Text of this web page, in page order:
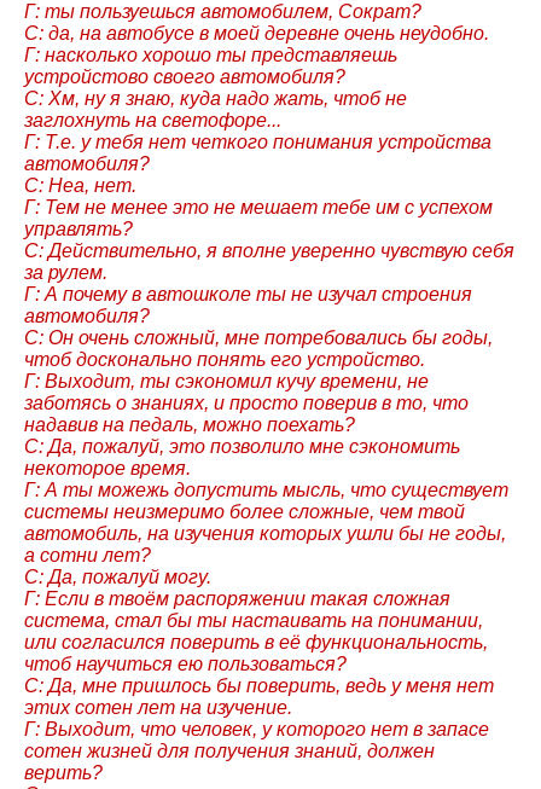
Г: ты пользуешься автомобилем, Сократ?
С: да, на автобусе в моей деревне очень неудобно.
Г: насколько хорошо ты представляешь
устройстово своего автомобиля?
С: Хм, ну я знаю, куда надо жать, чтоб не
заглохнуть на светофоре...
Г: Т.е. у тебя нет четкого понимания устройства
автомобиля?
С: Неа, нет.
Г: Тем не менее это не мешает тебе им с успехом
управлять?
С: Действительно, я вполне уверенно чувствую себя
за рулем.
Г: А почему в автошколе ты не изучал строения
автомобиля?
С: Он очень сложный, мне потребовались бы годы,
чтоб досконально понять его устройство.
Г: Выходит, ты сэкономил кучу времени, не
заботясь о знаниях, и просто поверив в то, что
надавив на педаль, можно поехать?
С: Да, пожалуй, это позволило мне сэкономить
некоторое время.
Г: А ты можежь допустить мысль, что существует
системы неизмеримо более сложные, чем твой
автомобиль, на изучения которых ушли бы не годы,
а сотни лет?
С: Да, пожалуй могу.
Г: Если в твоём распоряжении такая сложная
система, стал бы ты настаивать на понимании,
или согласился поверить в её функциональность,
чтоб научиться ею пользоваться?
С: Да, мне пришлось бы поверить, ведь у меня нет
этих сотен лет на изучение.
Г: Выходит, что человек, у которого нет в запасе
сотен жизней для получения знаний, должен
верить?